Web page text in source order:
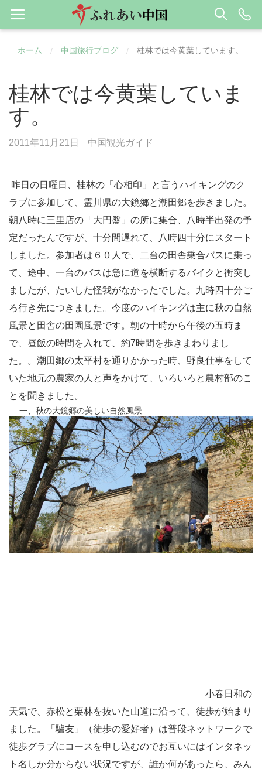
ホーム / 中国旅行ブログ / 桂林では今黄葉しています。
桂林では今黄葉していま
す。
2011年11月21日 中国観光ガイド
昨日の日曜日、 桂林の「心相印」と言うハイキングのク
ラブに参加して、霊川県の大鏡郷と潮田郷を歩きました。
朝八時に三里店の「大円盤」の所に集合、八時半出発の予
定だったんですが、十分間遅れて、八時四十分にスタート
しました。参加者は６０人で、二台の田舎乗合バスに乗っ
て、途中、一台のバスは急に道を横断するバイクと衝突し
ましたが、たいした怪我がなかったでした。九時四十分ご
ろ行き先につきました。今度のハイキングは主に秋の自然
風景と田舎の田園風景です。朝の十時から午後の五時ま
で、昼飯の時間を入れて、約7時間を歩きまわりまし
た。。潮田郷の太平村を通りかかった時、野良仕事をして
いた地元の農家の人と声をかけて、いろいろと農村部のこ
とを聞きました。
一、 秋の大鏡郷の美しい自然風景
小春日和の
天気で、赤松と栗林を抜いた山道に沿って、徒歩が始まり
ました。「驢友」（徒歩の愛好者）は普段ネットワークで
徒歩グラブにコースを申し込むのでお互いにはインタネッ
ト名しか分からない状況ですが、誰か何があったら、みん